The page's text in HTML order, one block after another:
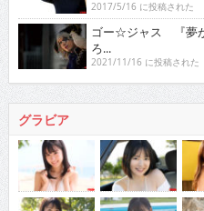
2017/5/16 に投稿された
ゴー☆ジャス 『夢
ろ...
2021/11/16 に投稿された
グラビア